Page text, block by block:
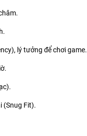
lý tưởng để chơi game.
(Snug Fit).